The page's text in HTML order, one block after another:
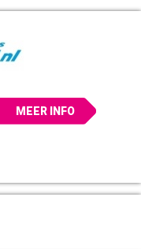
MEER INFO